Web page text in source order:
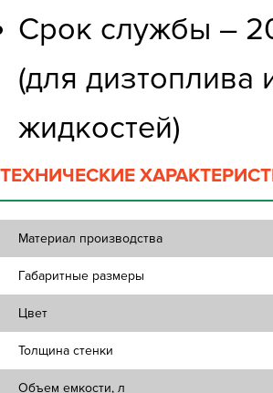
Срок службы –
(для дизтоплива
жидкостей)
ТЕХНИЧЕСКИЕ
Материал производства
Габаритные размеры
Цвет
Толщина стенки
Объем емкости, л